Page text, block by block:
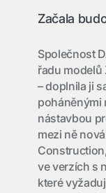
Začala
Společnost
řadu modelů
– doplnila ji
poháněnými
nástavbou
mezi ně
ve verzích s
které